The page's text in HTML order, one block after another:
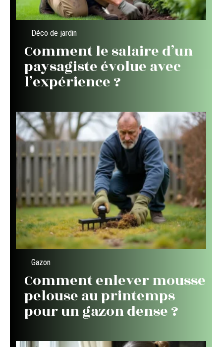
Déco de jardin
Comment le salaire d’un
paysagiste évolue avec
l’expérience ?
Gazon
Comment enlever mousse
pelouse au printemps
pour un gazon dense ?